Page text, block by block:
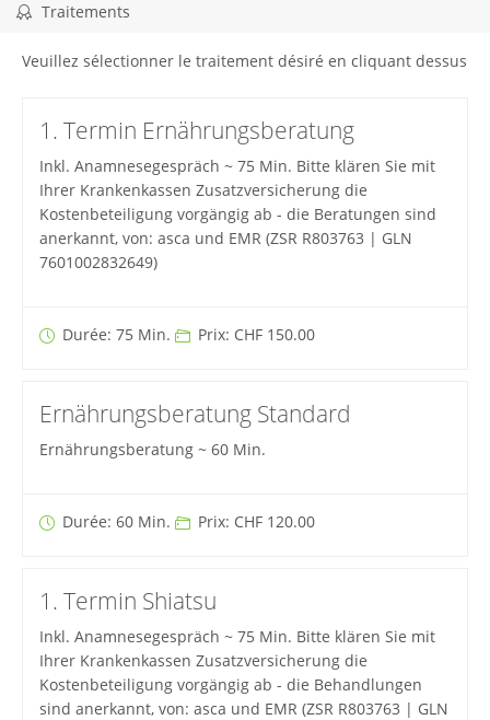
Traitements
Veuillez sélectionner le traitement désiré en cliquant dessus
1. Termin Ernährungsberatung
Inkl. Anamnesegespräch ~ 75 Min. Bitte klären Sie mit
Ihrer Krankenkassen Zusatzversicherung die
Kostenbeteiligung vorgängig ab - die Beratungen sind
anerkannt, von: asca und EMR (ZSR R803763 | GLN
7601002832649)
Durée: 75 Min. Prix: CHF 150.00
Ernährungsberatung Standard
Ernährungsberatung ~ 60 Min.
Durée: 60 Min. Prix: CHF 120.00
1. Termin Shiatsu
Inkl. Anamnesegespräch ~ 75 Min. Bitte klären Sie mit
Ihrer Krankenkassen Zusatzversicherung die
Kostenbeteiligung vorgängig ab - die Behandlungen
sind anerkannt, von: asca und EMR (ZSR R803763 | GLN